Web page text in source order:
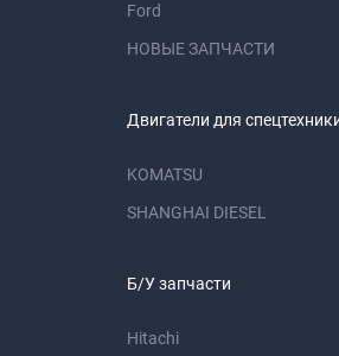
Ford
НОВЫЕ ЗАПЧАСТИ
Двигатели для
KOMATSU
SHANGHAI DIESEL
Б/У запчасти
Hitachi